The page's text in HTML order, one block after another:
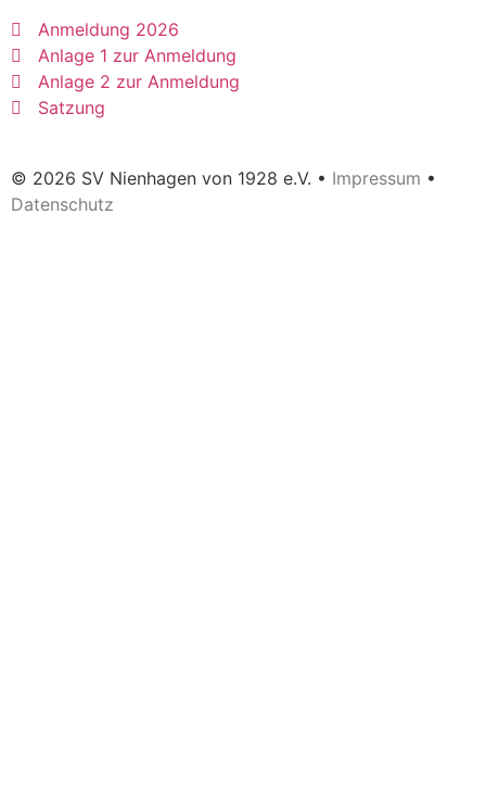
Anmeldung 2026
Anlage 1 zur Anmeldung
Anlage 2 zur Anmeldung
Satzung
© 2026 SV Nienhagen von 1928 e.V. • Impressum •
Datenschutz